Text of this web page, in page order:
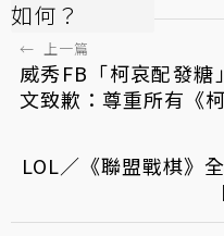
← 上一篇
威秀FB「柯哀配發糖
文致歉：尊重所有《
LOL／《聯盟戰棋》